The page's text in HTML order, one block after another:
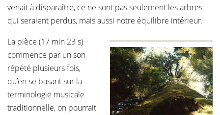
venait à disparaître, ce ne sont pas seulement les arbres
qui seraient perdus, mais aussi notre équilibre intérieur.
La pièce (17 min 23 s)
commence par un son
répété plusieurs fois,
qu’en se basant sur la
terminologie musicale
traditionnelle, on pourrait